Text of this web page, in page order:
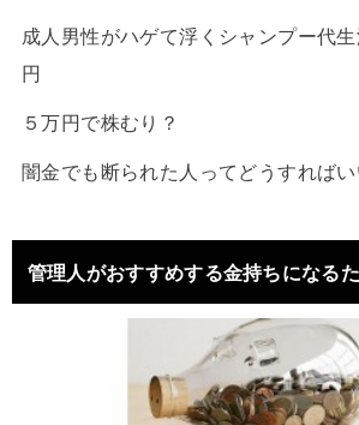
成人男性がハゲて浮くシャンプー代
円
５万円で株むり？
闇金でも断られた人ってどうすればい
管理人がおすすめする金持ちになる